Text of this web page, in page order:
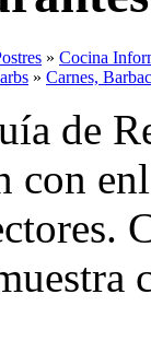
» Cocina
» Carnes,
de